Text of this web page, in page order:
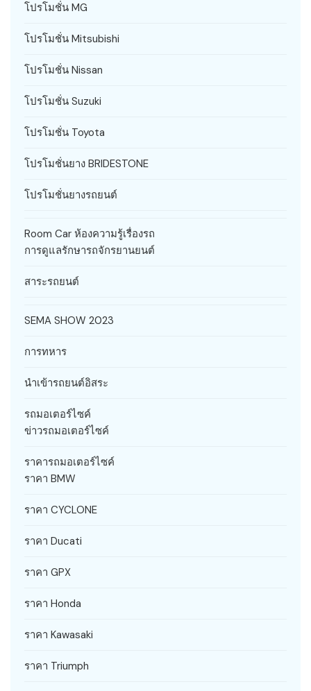
โปรโมชั่น MG
โปรโมชั่น Mitsubishi
โปรโมชั่น Nissan
โปรโมชั่น Suzuki
โปรโมชั่น Toyota
โปรโมชั่นยาง BRIDESTONE
โปรโมชั่นยางรถยนต์
Room Car ห้องความรู้เรื่องรถ
การดูแลรักษารถจักรยานยนต์
สาระรถยนต์
SEMA SHOW 2023
การทหาร
นำเข้ารถยนต์อิสระ
รถมอเตอร์ไซค์
ข่าวรถมอเตอร์ไซค์
ราคารถมอเตอร์ไซค์
ราคา BMW
ราคา CYCLONE
ราคา Ducati
ราคา GPX
ราคา Honda
ราคา Kawasaki
ราคา Triumph